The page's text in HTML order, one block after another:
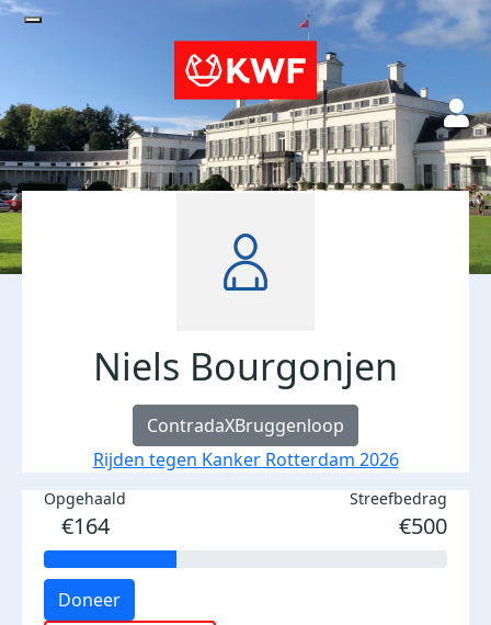
Niels Bourgonjen
ContradaXBruggenloop
Rijden tegen Kanker Rotterdam 2026
Opgehaald
€164
Streefbedrag
€500
Doneer